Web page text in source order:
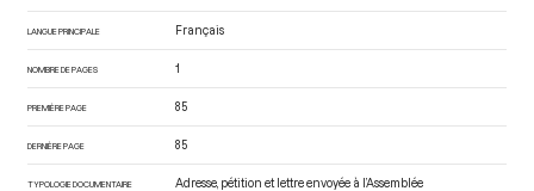
LANGUE PRINCIPALE Français
NOMBRE DE PAGES 1
PREMIÈRE PAGE 85
DERNIÈRE PAGE 85
TYPOLOGIE DOCUMENTAIRE Adresse, pétition et lettre envoyée à l’Assemblée